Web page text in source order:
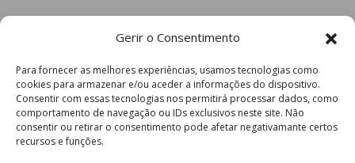
Gerir o Consentimento
Para fornecer as melhores experiências, usamos tecnologias como
cookies para armazenar e/ou aceder a informações do dispositivo.
Consentir com essas tecnologias nos permitirá processar dados, como
comportamento de navegação ou IDs exclusivos neste site. Não
consentir ou retirar o consentimento pode afetar negativamante certos
recursos e funções.